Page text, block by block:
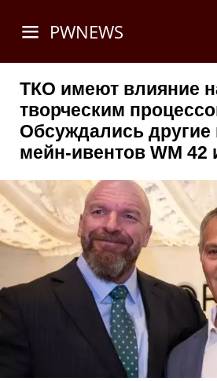
PWNEWS
ТКО имеют влияние
творческим
Обсуждались другие
мейн-ивентов WM 42